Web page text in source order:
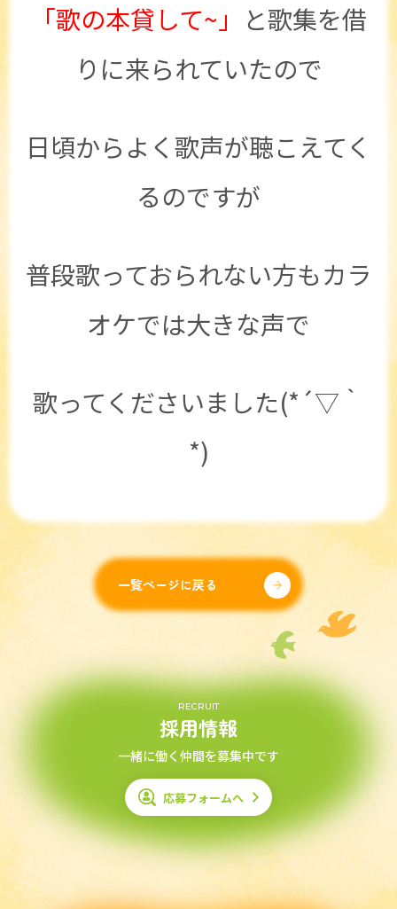
「歌の本貸して~」 と歌集を借
りに来られていたので
日頃からよく歌声が聴こえてく
るのですが
普段歌っておられない方もカラ
オケでは大きな声で
歌ってくださいました(*´▽｀
*)
一覧ページに戻る
RECRUIT
採用情報
一緒に働く仲間を募集中です
応募フォームへ